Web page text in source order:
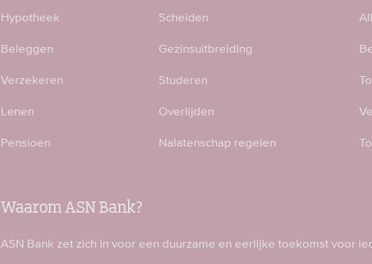
Hypotheek
Beleggen
Verzekeren
Lenen
Pensioen
Scheiden
Gezinsuitbreiding
Studeren
Overlijden
Nalatenschap regelen
Waarom ASN Bank?
ASN Bank zet zich in voor een duurzame en eerlijke toekomst voor